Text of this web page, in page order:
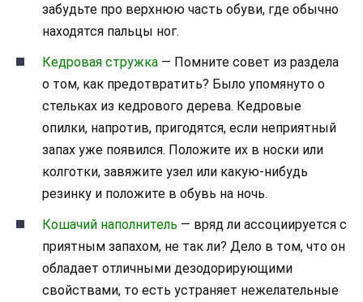
забудьте про верхнюю часть обуви, где обычно
находятся пальцы ног.
Кедровая стружка — Помните совет из раздела
о том, как предотвратить? Было упомянуто о
стельках из кедрового дерева. Кедровые
опилки, напротив, пригодятся, если неприятный
запах уже появился. Положите их в носки или
колготки, завяжите узел или какую-нибудь
резинку и положите в обувь на ночь.
Кошачий наполнитель — вряд ли ассоциируется с
приятным запахом, не так ли? Дело в том, что он
обладает отличными дезодорирующими
свойствами, то есть устраняет нежелательные